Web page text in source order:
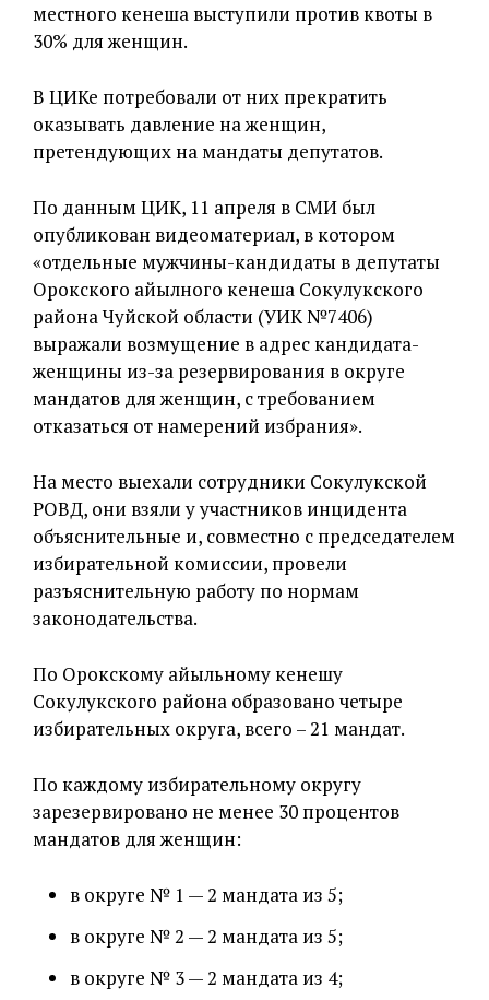
местного кенеша выступили против квоты в
30% для женщин.
В ЦИКе потребовали от них прекратить
оказывать давление на женщин,
претендующих на мандаты депутатов.
По данным ЦИК, 11 апреля в СМИ был
опубликован видеоматериал, в котором
«отдельные мужчины-кандидаты в депутаты
Орокского айылного кенеша Сокулукского
района Чуйской области (УИК №7406)
выражали возмущение в адрес кандидата-
женщины из-за резервирования в округе
мандатов для женщин, с требованием
отказаться от намерений избрания».
На место выехали сотрудники Сокулукской
РОВД, они взяли у участников инцидента
объяснительные и, совместно с председателем
избирательной комиссии, провели
разъяснительную работу по нормам
законодательства.
По Орокскому айыльному кенешу
Сокулукского района образовано четыре
избирательных округа, всего – 21 мандат.
По каждому избирательному округу
зарезервировано не менее 30 процентов
мандатов для женщин:
в округе № 1 — 2 мандата из 5;
в округе № 2 — 2 мандата из 5;
в округе № 3 — 2 мандата из 4;